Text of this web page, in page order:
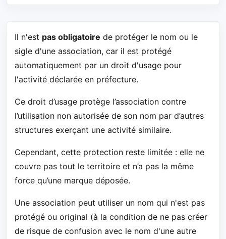
Il n'est pas obligatoire de protéger le nom ou le
sigle d'une association, car il est protégé
automatiquement par un droit d'usage pour
l'activité déclarée en préfecture.
Ce droit d’usage protège l’association contre
l’utilisation non autorisée de son nom par d’autres
structures exerçant une activité similaire.
Cependant, cette protection reste limitée : elle ne
couvre pas tout le territoire et n’a pas la même
force qu’une marque déposée.
Une association peut utiliser un nom qui n'est pas
protégé ou original (à la condition de ne pas créer
de risque de confusion avec le nom d'une autre